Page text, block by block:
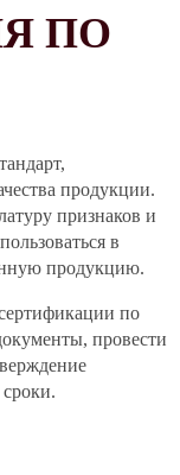
ПО
продукции.
признаков и
в
продукцию.
по
провести